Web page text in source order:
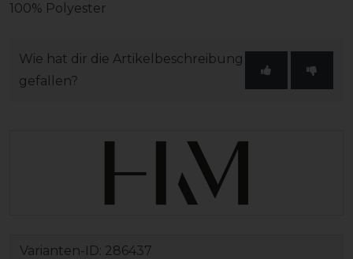
100% Polyester
Wie hat dir die Artikelbeschreibung
gefallen?
Varianten-ID: 286437